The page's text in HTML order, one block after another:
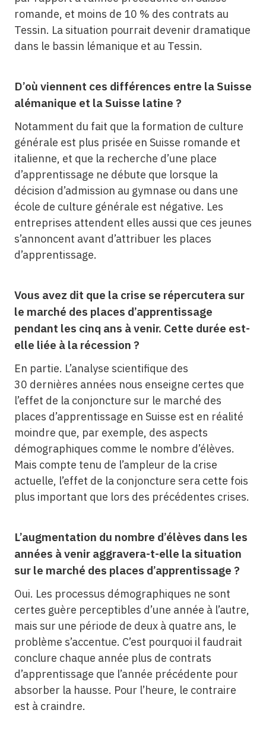
romande, et moins de 10 % des contrats au
Tessin. La situation pourrait devenir dramatique
dans le bassin lémanique et au Tessin.
D’où viennent ces différences entre la Suisse
alémanique et la Suisse latine ?
Notamment du fait que la formation de culture
générale est plus prisée en Suisse romande et
italienne, et que la recherche d’une place
d’apprentissage ne débute que lorsque la
décision d’admission au gymnase ou dans une
école de culture générale est négative. Les
entreprises attendent elles aussi que ces jeunes
s’annoncent avant d’attribuer les places
d’apprentissage.
Vous avez dit que la crise se répercutera sur
le marché des places d’apprentissage
pendant les cinq ans à venir. Cette durée est-
elle liée à la récession ?
En partie. L’analyse scientifique des
30 dernières années nous enseigne certes que
l’effet de la conjoncture sur le marché des
places d’apprentissage en Suisse est en réalité
moindre que, par exemple, des aspects
démographiques comme le nombre d’élèves.
Mais compte tenu de l’ampleur de la crise
actuelle, l’effet de la conjoncture sera cette fois
plus important que lors des précédentes crises.
L’augmentation du nombre d’élèves dans les
années à venir aggravera-t-elle la situation
sur le marché des places d’apprentissage ?
Oui. Les processus démographiques ne sont
certes guère perceptibles d’une année à l’autre,
mais sur une période de deux à quatre ans, le
problème s’accentue. C’est pourquoi il faudrait
conclure chaque année plus de contrats
d’apprentissage que l’année précédente pour
absorber la hausse. Pour l’heure, le contraire
est à craindre.